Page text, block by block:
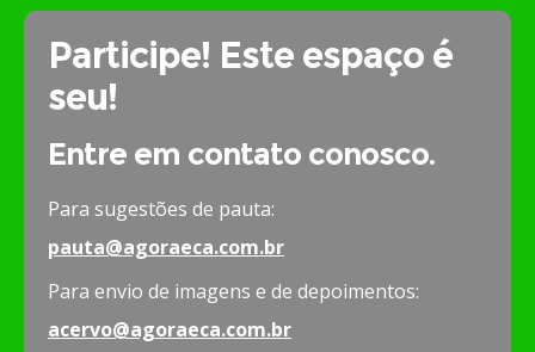
Participe! Este espaço é
seu!
Entre em contato conosco.
Para sugestões de pauta:
pauta@agoraeca.com.br
Para envio de imagens e de depoimentos:
acervo@agoraeca.com.br